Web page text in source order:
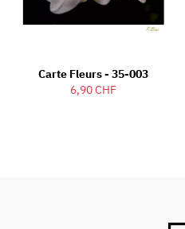
Carte Fleurs - 35-003
6,90 CHF